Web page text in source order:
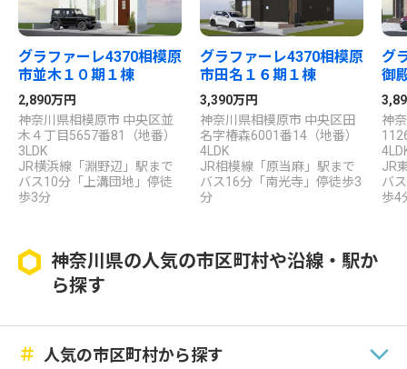
グラファーレ4370相模原
市並木１０期１棟
2,890万円
神奈川県相模原市 中央区並
木４丁目5657番81（地番）
3LDK
JR横浜線「淵野辺」駅まで
バス10分「上溝団地」停徒
歩3分
グラファーレ4370相模原
市田名１６期１棟
3,390万円
神奈川県相模原市 中央区田
名字椿森6001番14（地番）
4LDK
JR相模線「原当麻」駅まで
バス16分「南光寺」停徒歩3
分
グ
御
神
JR
バ
歩4
神奈川県の人気の市区町村や沿線・駅か
ら探す
＃ 人気の市区町村から探す